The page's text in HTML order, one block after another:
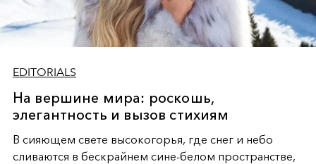
EDITORIALS
На вершине мира: роскошь,
элегантность и вызов стихиям
В сияющем свете высокогорья, где снег и небо
сливаются в бескрайнем сине-белом пространстве,